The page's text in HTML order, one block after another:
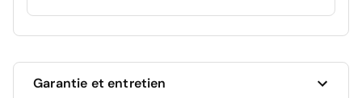
Garantie et entretien